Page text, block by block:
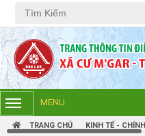
MENU
TRANG CHỦ KINH TẾ -